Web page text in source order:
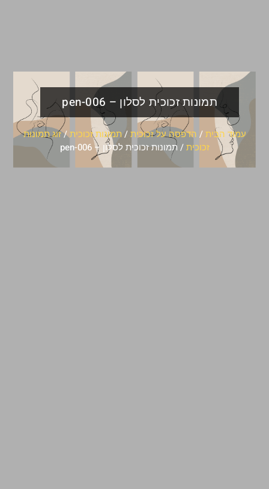
תמונות זכוכית לסלון – pen-006
עמוד הבית/ הדפסה על זכוכית/תמונות זכוכית/זוג תמונות
זכוכית/ תמונות זכוכית לסלון – pen-006